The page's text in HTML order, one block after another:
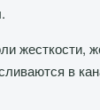
жесткости,
в